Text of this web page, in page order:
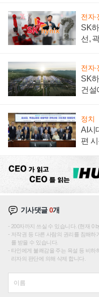
전자·
SK
선,
전자·
SK
건설
정치
AI시
편
기사댓글0개
200자까지 쓰실 수 있습니다. (현재 0
저작권 등 다른 사람의 권리를 침해하
를 받을 수 있습니다.
타인에게 불쾌감을 주는 욕설 등 비
리자의 판단에 의해 삭제 합니다.